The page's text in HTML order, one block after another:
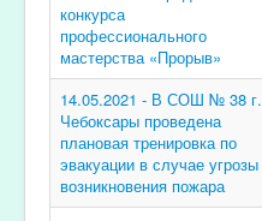
конкурса
профессионального
мастерства «Прорыв»
14.05.2021 - В СОШ № 38 г.
Чебоксары проведена
плановая тренировка по
эвакуации в случае угрозы
возникновения пожара